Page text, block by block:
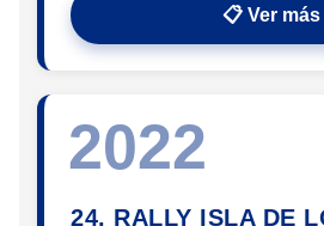
📋 Ver más
2022
24. RALLY ISLA DE